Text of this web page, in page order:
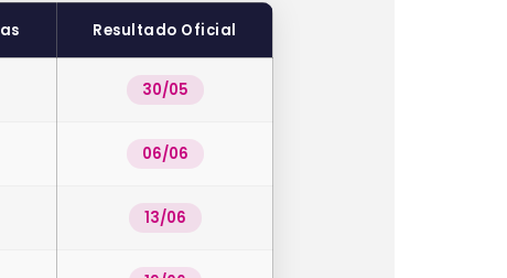
Resultado Oficial
30/05
06/06
13/06